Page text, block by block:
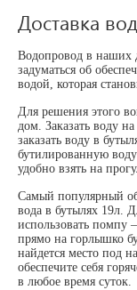
Доставка
Водопровод в наших
задуматься об
водой, которая
Для решения этого
дом. Заказать воду
заказать воду в
бутилированную
удобно взять на
Самый популярный
вода в бутылях 19л.
использовать помпу
прямо на горлышко
найдется место под
обеспечите себя
в любое время суток.